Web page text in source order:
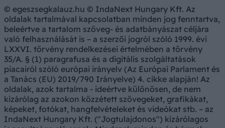
© egeszsegkalauz.hu © IndaNext Hungary Kft. Az
oldalak tartalmával kapcsolatban minden jog fenntartva,
beleértve a tartalom szöveg- és adatbányászat céljára
való felhasználását is – a szerzői jogról szóló 1999. évi
LXXVI. törvény rendelkezései értelmében a törvény
35/A. § (1) paragrafusa és a digitális szolgáltatások
piacairól szóló európai irányelv (Az Európai Parlament és
a Tanács (EU) 2019/790 Irányelve) 4. cikke alapján! Az
oldalak, azok tartalma - ideértve különösen, de nem
kizárólag az azokon közzétett szövegeket, grafikákat,
képeket, fotókat, hangfelvételeket és videókat stb. – az
IndaNext Hungary Kft. ("Jogtulajdonos") kizárólagos